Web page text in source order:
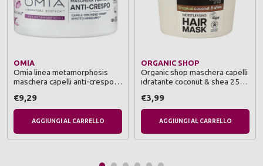
OMIA
Omia linea metamorphosis
maschera capelli anti-crespo
€9,29
AGGIUNGI AL CARRELLO
ORGANIC SHOP
Organic shop maschera capelli
idratante coconut & shea 250
€3,99
AGGIUNGI AL CARRELLO